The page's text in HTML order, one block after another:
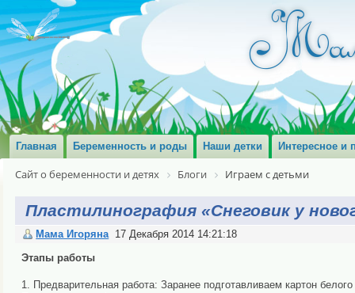
Главная Беременность и роды Наши детки Интересное и
Сайт о беременности и детях Блоги Играем с детьми
Пластилинография «Снеговик у
Мама Игоряна 17 Декабря 2014 14:21:18
Этапы работы
1. Предварительная работа: Заранее подготавливаем картон